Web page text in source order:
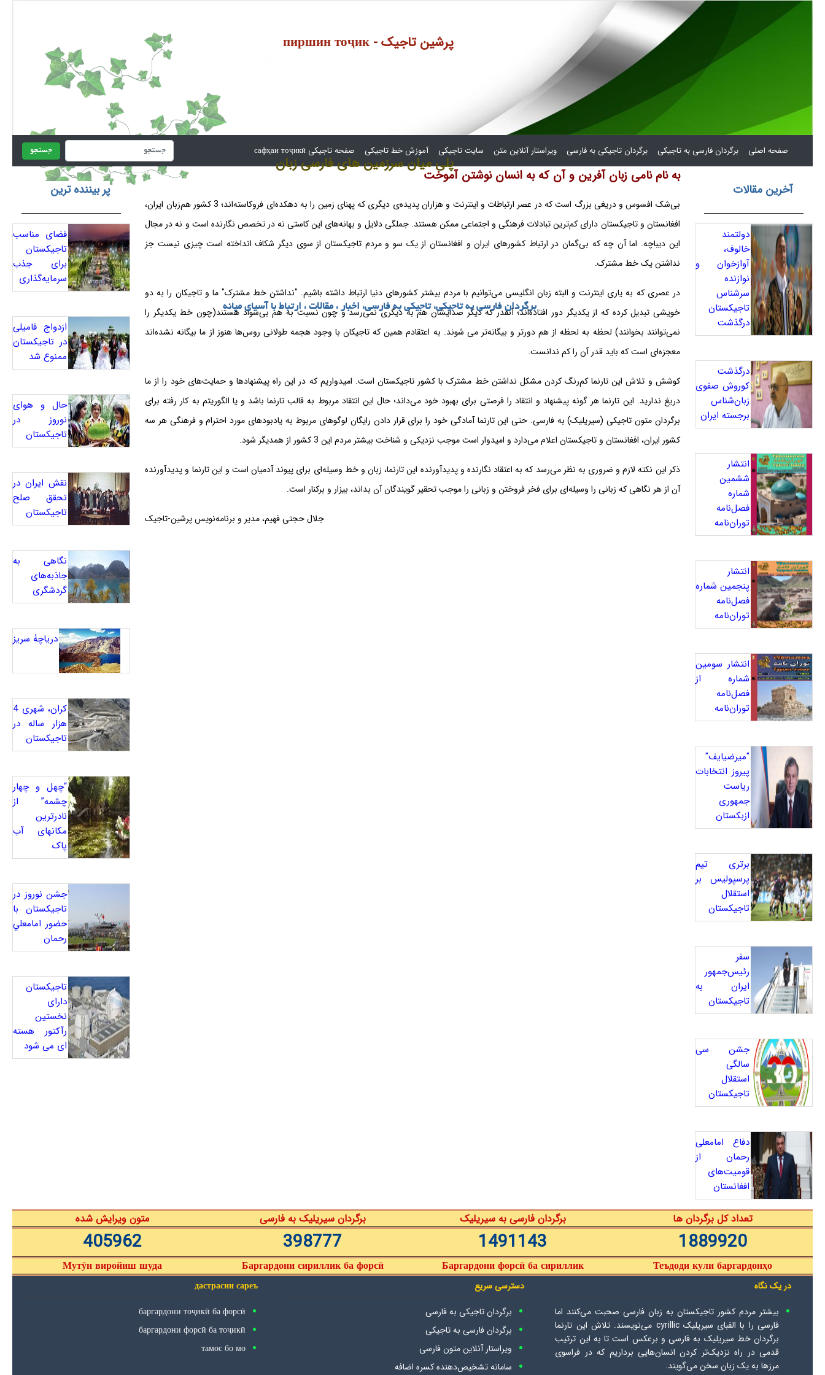
пиршин тоҷик - پرشین تاجیک
پلی میان سرزمین های فارسی زبان
برگردان فارسی به تاجیکی، تاجیکی به فارسی، اخبار ، مقالات ، ارتباط با آسیای میانه
صفحه اصلی
(current) برگردان فارسی به تاجیکی برگردان تاجیکی به فارسی ویراستار آنلاین متن سایت تاجیکی آموزش خط تاجیکی صفحه تاجیکی сафҳаи тоҷикӣ جستجو
پر بیننده ترین
فضای مناسب
تاجیکستان
برای جذب
سرمایه‌گذاری
ازدواج فامیلی
در تاجیکستان
ممنوع شد
حال و هوای
نوروز در
تاجیکستان
نقش ایران در
تحقق صلح
تاجیکستان
نگاهی به
جاذبه‌های
گردشگری
دریاچۀ سریز
کران، شهری 4
هزار ساله در
تاجیکستان
“چهل و چهار
چشمه” از
نادرترین
مکانهای آب
پاک
جشن نوروز در
تاجيکستان با
حضور امامعلي
رحمان
تاجیکستان
دارای
نخستین
رآکتور هسته
ای می شود
به نام نامی زبان آفرین و آن که به انسان نوشتن آموخت
بی‌شک افسوس و دریغی بزرگ است که در عصر ارتباطات و اینترنت و هزاران پدیده‌ی دیگری که پهنای زمین را به دهکده‌ای فروکاسته‌اند؛ 3 کشور هم‌زبان ایران،
افغانستان و تاجیکستان دارای کم‌ترین تبادلات فرهنگی و اجتماعی ممکن هستند. جملگی دلایل و بهانه‌های این کاستی نه در تخصص نگارنده است و نه در مجال
این دیباچه. اما آن چه که بی‌گمان در ارتباط کشورهای ایران و افغانستان از یک سو و مردم تاجیکستان از سوی دیگر شکاف انداخته است چیزی نیست جز
نداشتن یک خط مشترک.
در عصری که به یاری اینترنت و البته زبان انگلیسی می‌توانیم با مردم بیشتر کشورهای دنیا ارتباط داشته باشیم. "نداشتن خط مشترک" ما و تاجیکان را به دو
خویشی تبدیل کرده که از یکدیگر دور افتاده‌اند؛ آنقدر که دیگر صدایشان هم به دیگری نمی‌رسد و چون نسبت به هم بی‌سواد هستند(چون خط یکدیگر را
نمی‌توانند بخوانند) لحظه به لحظه از هم دورتر و بیگانه‌تر می شوند. به اعتقادم همین که تاجیکان با وجود هجمه طولانی روس‌ها هنوز از ما بیگانه نشده‌اند
معجزه‌ای است که باید قدر آن را کم ندانست.
کوشش و تلاش این تارنما کم‌رنگ کردن مشکل نداشتن خط مشترک با کشور تاجیکستان است. امیدواریم که در این راه پیشنهادها و حمایت‌های خود را از ما
دریغ ندارید. این تارنما هر گونه پیشنهاد و انتقاد را فرصتی برای بهبود خود می‌داند؛ حال این انتقاد مربوط به قالب تارنما باشد و یا الگوریتم به کار رفته برای
برگردان متون تاجیکی (سیریلیک) به فارسی. حتی این تارنما آمادگی خود را برای قرار دادن رایگان لوگوهای مربوط به یادبودهای مورد احترام و فرهنگی هر سه
کشور ایران، افغانستان و تاجیکستان اعلام می‌دارد و امیدوار است موجب نزدیکی و شناخت بیشتر مردم این 3 کشور از همدیگر شود.
ذکر این نکته لازم و ضروری به نظر می‌رسد که به اعتقاد نگارنده و پدیدآورنده این تارنما، زبان و خط وسیله‌ای برای پیوند آدمیان است و این تارنما و پدیدآورنده
آن از هر نگاهی که زبانی را وسیله‌ای برای فخر فروختن و زبانی را موجب تحقیر گویندگان آن بداند، بیزار و برکنار است.
جلال حجتی فهیم، مدیر و برنامه‌نویس پرشین-تاجیک
آخرین مقالات
دولتمند
خالوف،
آوازخوان و
نوازنده
سرشناس
تاجیکستان
درگذشت
درگذشت
کوروش صفوی
زبان‌شناس
برجسته ایران
انتشار
ششمین
شماره
فصل‌نامه
توران‌نامه
انتشار
پنجمین شماره
فصل‌نامه
توران‌نامه
انتشار سومین
شماره از
فصل‌نامه
توران‌نامه
"میرضیایف"
پیروز انتخابات
ریاست
جمهوری
ازبکستان
برتری تیم
پرسپولیس بر
استقلال
تاجیکستان
سفر
رئیس‌جمهور
ایران به
تاجیکستان
جشن سی
سالگی
استقلال
تاجیکستان
دفاع امامعلی
رحمان از
قومیت‌های
افغانستان
تعداد کل برگردان ها برگردان فارسی به سیریلیک برگردان سیریلیک به فارسی متون ویرایش شده
1889920
1491143
398777
405962
Теъдоди кули баргардонҳо
Баргардони форсӣ ба сириллик
Баргардони сириллик ба форсӣ
Мутӯн виройиш шуда
در یک نگاه
بیشتر مردم کشور تاجیکستان به زبان فارسی صحبت می‌کنند اما
فارسی را با الفبای سیریلیک cyrillic می‌نویسند. تلاش این تارنما
برگردان خط سیریلیک به فارسی و برعکس است تا به این ترتیب
قدمی در راه نزدیک‌تر کردن انسان‌هایی برداریم که در فراسوی
مرزها به یک زبان سخن می‌گویند.
دسترسی سریع
برگردان تاجیکی به فارسی
برگردان فارسی به تاجیکی
ویراستار آنلاین متون فارسی
سامانه تشخیص‌دهنده کسره اضافه
дастрасии сареъ
баргардони тоҷикӣ ба форсӣ
баргардони форсӣ ба тоҷикӣ
тамос бо мо